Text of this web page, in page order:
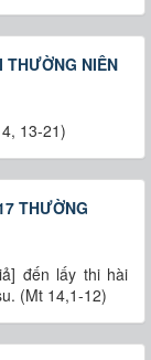
THƯỜNG NIÊN
13-21)
THƯỜNG
đến lấy thi hài
(Mt 14,1-12)